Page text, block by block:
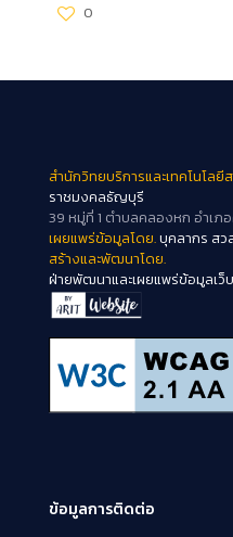
0
สำนักวิทยบริการและเทคโนโลยี
ราชมงคลธัญบุรี
39 หมู่ที่ 1 ตำบลคลองหก อำเภ
เผยแพร่ข้อมูลโดย.บุคลากร สว
สร้างและพัฒนาโดย.
ฝ่ายพัฒนาและเผยแพร่ข้อมูลเว็
ข้อมูลการติดต่อ